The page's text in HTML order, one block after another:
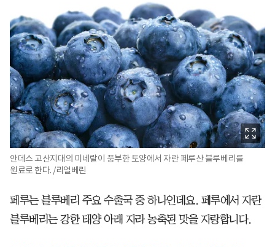
안데스 고산지대의 미네랄이 풍부한 토양에서 자란 페루산 블루베리를
원료로 한다. /리얼베린
페루는 블루베리 주요 수출국 중 하나인데요. 페루에서 자란
블루베리는 강한 태양 아래 자라 농축된 맛을 자랑합니다.